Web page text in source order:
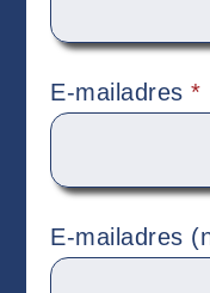
E-mailadres*
E-mailadres